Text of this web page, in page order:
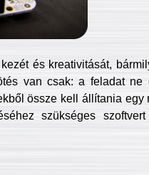
és kreativitását,
van csak: a feladat ne
össze kell állítania egy
szükséges